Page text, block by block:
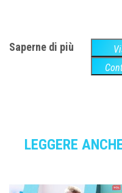
Saperne di più
LEGGERE